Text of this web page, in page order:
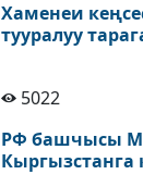
Хаменеи
тууралуу
5022
РФ башчысы
Кыргызстанга